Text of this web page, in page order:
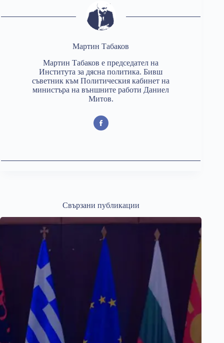
Мартин Табаков
Мартин Табаков е председател на
Института за дясна политика. Бивш
съветник към Политическия кабинет на
министъра на външните работи Даниел
Митов.
Свързани публикации